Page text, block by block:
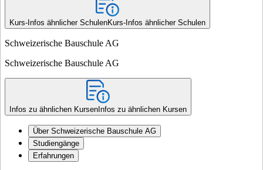
Kurs-Infos ähnlicher SchulenKurs-Infos ähnlicher Schulen
Schweizerische Bauschule AG
Schweizerische Bauschule AG
Infos zu ähnlichen Kursen Infos zu ähnlichen Kursen
Über Schweizerische Bauschule AG
Studiengänge
Erfahrungen